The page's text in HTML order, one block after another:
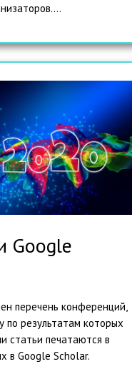
Google
перечень конференций,
по результатам которых
статьи печатаются в
в Google Scholar.